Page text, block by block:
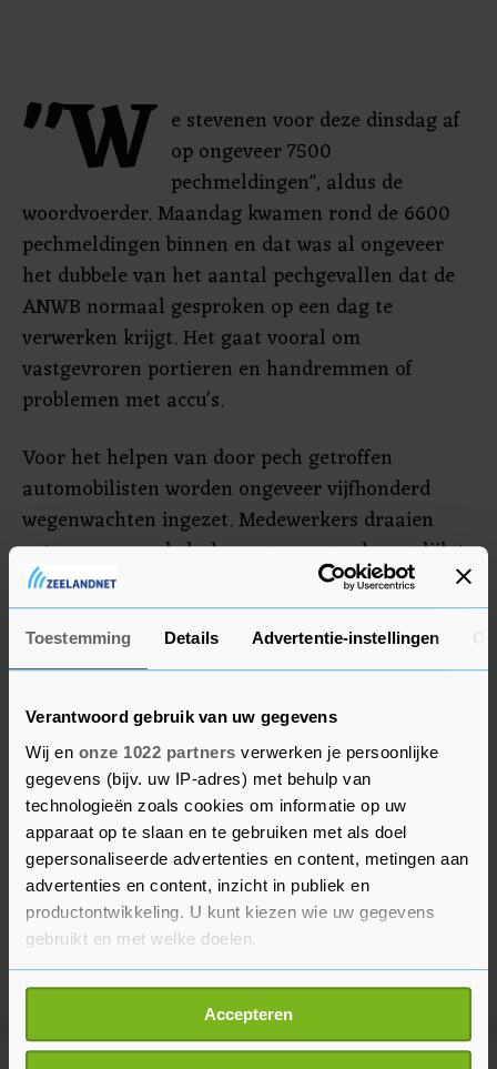
Toestemming Details Advertentie-instellingen
Verantwoord gebruik van uw gegevens
Wij en onze 1022 partners verwerken je persoonlijke
gegevens (bijv. uw IP-adres) met behulp van
technologieën zoals cookies om informatie op uw
apparaat op te slaan en te gebruiken met als doel
gepersonaliseerde advertenties en content, metingen aan
advertenties en content, inzicht in publiek en
productontwikkeling. U kunt kiezen wie uw gegevens
gebruikt en met welke doelen.
Als u het toestaat, willen we ook graag:
Informatie verzamelen over uw geografische
locatie, die tot een paar meter nauwkeurig kan zijn
Accepteren
"W e stevenen voor deze dinsdag af
op ongeveer 7500
pechmeldingen", aldus de
woordvoerder. Maandag kwamen rond de 6600
pechmeldingen binnen en dat was al ongeveer
het dubbele van het aantal pechgevallen dat de
ANWB normaal gesproken op een dag te
verwerken krijgt. Het gaat vooral om
vastgevroren portieren en handremmen of
problemen met accu's.
Voor het helpen van door pech getroffen
automobilisten worden ongeveer vijfhonderd
wegenwachten ingezet. Medewerkers draaien
extra uren om de hulpvragen zo goed mogelijk te
kunnen afhandelen.